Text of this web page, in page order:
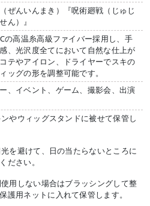
ぜんいんまき）『呪術廻戦（じゅじ
ん）』
高温糸高級ファイバー採用し、手
、光沢度全てにおいて自然な仕上が
テやアイロン、ドライヤーでスキの
ッグの形を調整可能です。
、イベント、ゲーム、撮影会、出演
やウィッグスタンドに被せて保管し
を避けて、日の当たらないところに
ださい。
用しない場合はブラッシングして整
護用ネットに入れて保管します。